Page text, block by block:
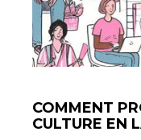
COMMENT
CULTURE EN